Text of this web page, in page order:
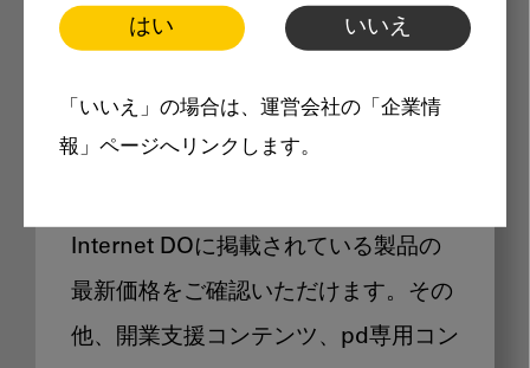
はい いいえ
「いいえ」の場合は、運営会社の「企業情
報」ページへリンクします。
製品価格も閲覧可能
Internet DOに掲載されている製品の
最新価格をご確認いただけます。その
他、開業支援コンテンツ、pd専用コン